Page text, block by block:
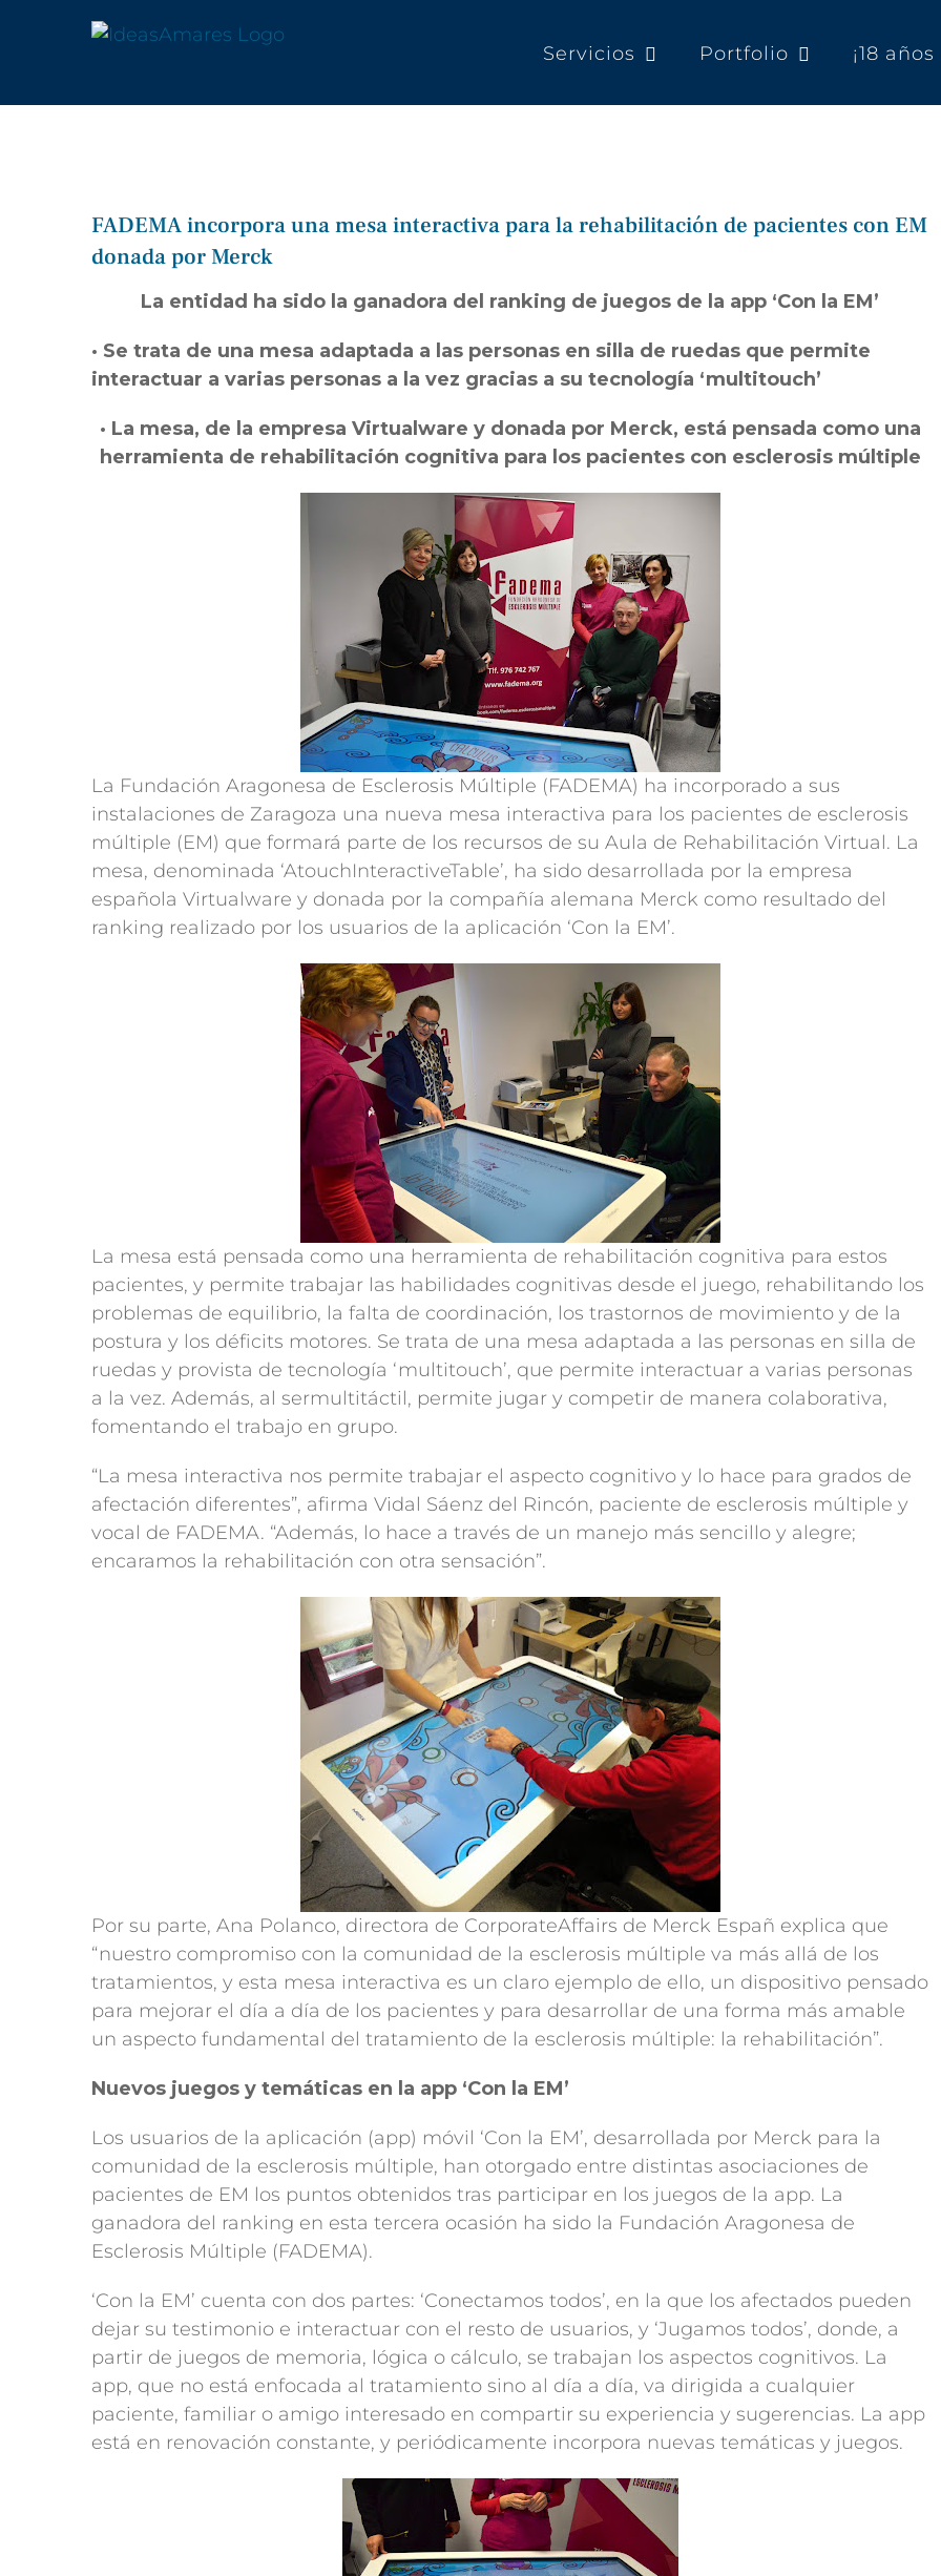
Servicios Portfolio ¡18
FADEMA incorpora una mesa interactiva para la rehabilitación de pacientes con EM
donada por Merck
La entidad ha sido la ganadora del ranking de juegos de la app ‘Con la EM’
· Se trata de una mesa adaptada a las personas en silla de ruedas que permite
interactuar a varias personas a la vez gracias a su tecnología ‘multitouch’
· La mesa, de la empresa Virtualware y donada por Merck, está pensada como una
herramienta de rehabilitación cognitiva para los pacientes con esclerosis múltiple
La Fundación Aragonesa de Esclerosis Múltiple (FADEMA) ha incorporado a sus
instalaciones de Zaragoza una nueva mesa interactiva para los pacientes de esclerosis
múltiple (EM) que formará parte de los recursos de su Aula de Rehabilitación Virtual. La
mesa, denominada ‘AtouchInteractiveTable’, ha sido desarrollada por la empresa
española Virtualware y donada por la compañía alemana Merck como resultado del
ranking realizado por los usuarios de la aplicación ‘Con la EM’.
La mesa está pensada como una herramienta de rehabilitación cognitiva para estos
pacientes, y permite trabajar las habilidades cognitivas desde el juego, rehabilitando los
problemas de equilibrio, la falta de coordinación, los trastornos de movimiento y de la
postura y los déficits motores. Se trata de una mesa adaptada a las personas en silla de
ruedas y provista de tecnología ‘multitouch’, que permite interactuar a varias personas
a la vez. Además, al sermultitáctil, permite jugar y competir de manera colaborativa,
fomentando el trabajo en grupo.
“La mesa interactiva nos permite trabajar el aspecto cognitivo y lo hace para grados de
afectación diferentes”, afirma Vidal Sáenz del Rincón, paciente de esclerosis múltiple y
vocal de FADEMA. “Además, lo hace a través de un manejo más sencillo y alegre;
encaramos la rehabilitación con otra sensación”.
Por su parte, Ana Polanco, directora de CorporateAffairs de Merck Españ explica que
“nuestro compromiso con la comunidad de la esclerosis múltiple va más allá de los
tratamientos, y esta mesa interactiva es un claro ejemplo de ello, un dispositivo pensado
para mejorar el día a día de los pacientes y para desarrollar de una forma más amable
un aspecto fundamental del tratamiento de la esclerosis múltiple: la rehabilitación”.
Nuevos juegos y temáticas en la app ‘Con la EM’
Los usuarios de la aplicación (app) móvil ‘Con la EM’, desarrollada por Merck para la
comunidad de la esclerosis múltiple, han otorgado entre distintas asociaciones de
pacientes de EM los puntos obtenidos tras participar en los juegos de la app. La
ganadora del ranking en esta tercera ocasión ha sido la Fundación Aragonesa de
Esclerosis Múltiple (FADEMA).
‘Con la EM’ cuenta con dos partes: ‘Conectamos todos’, en la que los afectados pueden
dejar su testimonio e interactuar con el resto de usuarios, y ‘Jugamos todos’, donde, a
partir de juegos de memoria, lógica o cálculo, se trabajan los aspectos cognitivos. La
app, que no está enfocada al tratamiento sino al día a día, va dirigida a cualquier
paciente, familiar o amigo interesado en compartir su experiencia y sugerencias. La app
está en renovación constante, y periódicamente incorpora nuevas temáticas y juegos.